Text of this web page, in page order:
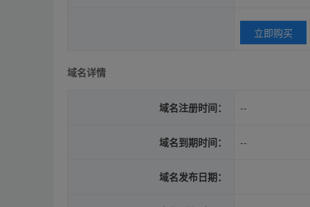
立即购买
域名详情
域名注册时间： --
域名到期时间： --
域名发布日期：